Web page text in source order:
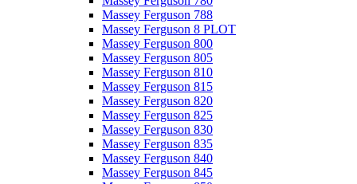
Massey Ferguson 788
Massey Ferguson 8 PLOT
Massey Ferguson 800
Massey Ferguson 805
Massey Ferguson 810
Massey Ferguson 815
Massey Ferguson 820
Massey Ferguson 825
Massey Ferguson 830
Massey Ferguson 835
Massey Ferguson 840
Massey Ferguson 845